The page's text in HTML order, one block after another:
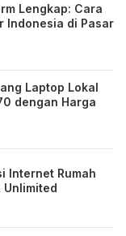
Lengkap: Cara
Indonesia di Pasar
Laptop Lokal
dengan Harga
Internet Rumah
Unlimited